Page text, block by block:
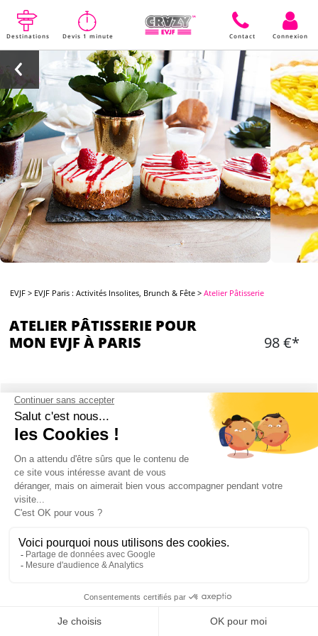
Destinations Devis 1 minute Contact Connexion
EVJF > EVJF Paris : Activités Insolites, Brunch & Fête >Atelier Pâtisserie
ATELIER PÂTISSERIE POUR
MON EVJF À PARIS
98 €*
CONTENU
2h à 3h d'activité
Réalisation d'une pâtisserie au choix (Cupcakes à
1 boisson chaude
Activité possible à domicile ! (four, micro-ondes
hébergement)
Min 5, max 8 participants
Mon EVJF à Paris